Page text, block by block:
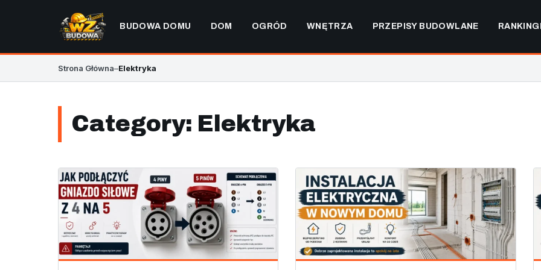
BUDOWA DOMU DOM OGRÓD WNĘTRZA PRZEPISY BUDOWLANE
Strona Główna–Elektryka
Category: Elektryka